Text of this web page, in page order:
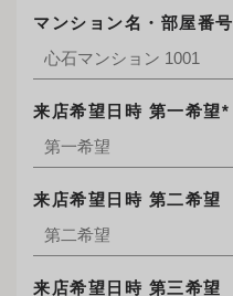
マンション名・部屋番号
来店希望日時 第一希望*
来店希望日時 第二希望
来店希望日時 第三希望